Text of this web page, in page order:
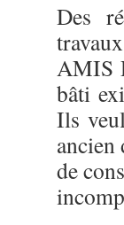
Des
AMIS
bâti
Ils
ancien
de